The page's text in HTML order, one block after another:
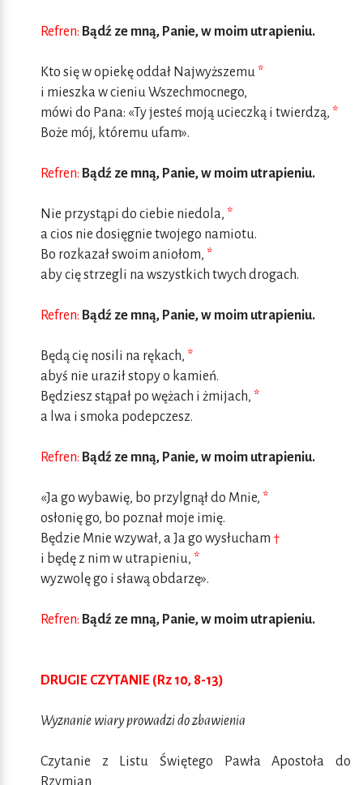
Refren: Bądź ze mną, Panie, w moim utrapieniu.
Kto się w opiekę oddał Najwyższemu *
i mieszka w cieniu Wszechmocnego,
mówi do Pana: «Ty jesteś moją ucieczką i twierdzą, *
Boże mój, któremu ufam».
Refren: Bądź ze mną, Panie, w moim utrapieniu.
Nie przystąpi do ciebie niedola, *
a cios nie dosięgnie twojego namiotu.
Bo rozkazał swoim aniołom, *
aby cię strzegli na wszystkich twych drogach.
Refren: Bądź ze mną, Panie, w moim utrapieniu.
Będą cię nosili na rękach, *
abyś nie uraził stopy o kamień.
Będziesz stąpał po wężach i żmijach, *
a lwa i smoka podepczesz.
Refren: Bądź ze mną, Panie, w moim utrapieniu.
«Ja go wybawię, bo przylgnął do Mnie, *
osłonię go, bo poznał moje imię.
Będzie Mnie wzywał, a Ja go wysłucham †
i będę z nim w utrapieniu, *
wyzwolę go i sławą obdarzę».
Refren: Bądź ze mną, Panie, w moim utrapieniu.
DRUGIE CZYTANIE (Rz 10, 8-13)
Wyznanie wiary prowadzi do zbawienia
Czytanie z Listu Świętego Pawła Apostoła do
Rzymian